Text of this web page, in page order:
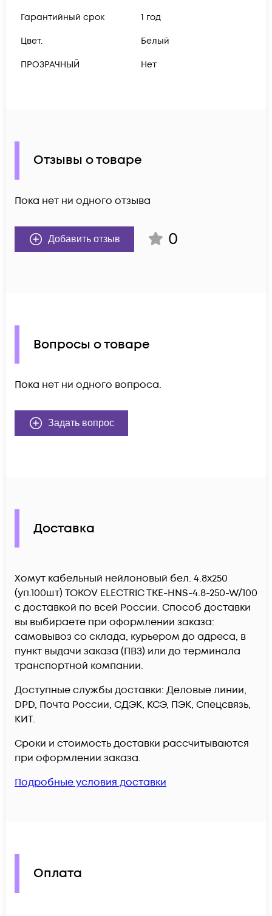
Гарантийный срок 1 год
Цвет. Белый
ПРОЗРАЧНЫЙ Нет
Отзывы о товаре
Пока нет ни одного отзыва
Добавить отзыв 0
Вопросы о товаре
Пока нет ни одного вопроса.
Задать вопрос
Доставка
Хомут кабельный нейлоновый бел. 4.8х250
(уп.100шт) TOKOV ELECTRIC TKE-HNS-4.8-250-W/100
c доставкой по всей России. Способ доставки
вы выбираете при оформлении заказа:
самовывоз со склада, курьером до адреса, в
пункт выдачи заказа (ПВЗ) или до терминала
транспортной компании.
Доступные службы доставки: Деловые линии,
DPD, Почта России, СДЭК, КСЭ, ПЭК, Спецсвязь,
КИТ.
Сроки и стоимость доставки рассчитываются
при оформлении заказа.
Подробные условия доставки
Оплата